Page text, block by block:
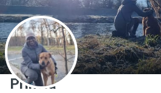
P
Princla